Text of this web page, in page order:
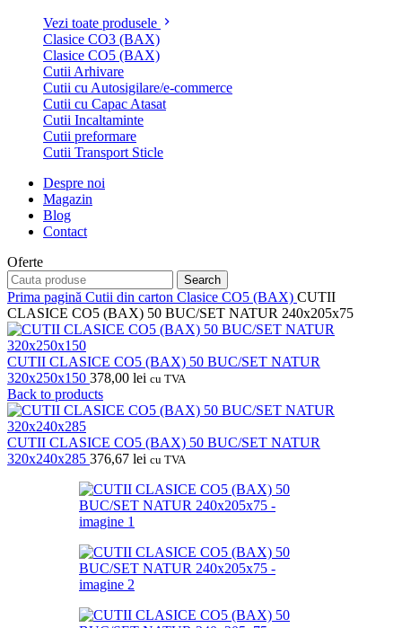
Vezi toate produsele
Clasice CO3 (BAX)
Clasice CO5 (BAX)
Cutii Arhivare
Cutii cu Autosigilare/e-commerce
Cutii cu Capac Atasat
Cutii Incaltaminte
Cutii preformare
Cutii Transport Sticle
Despre noi
Magazin
Blog
Contact
Oferte
Search
Prima pagină Cutii din carton Clasice CO5 (BAX) CUTII
CLASICE CO5 (BAX) 50 BUC/SET NATUR 240x205x75
CUTII CLASICE CO5 (BAX) 50 BUC/SET NATUR
320x250x150 378,00 lei cu TVA
Back to products
CUTII CLASICE CO5 (BAX) 50 BUC/SET NATUR
320x240x285 376,67 lei cu TVA